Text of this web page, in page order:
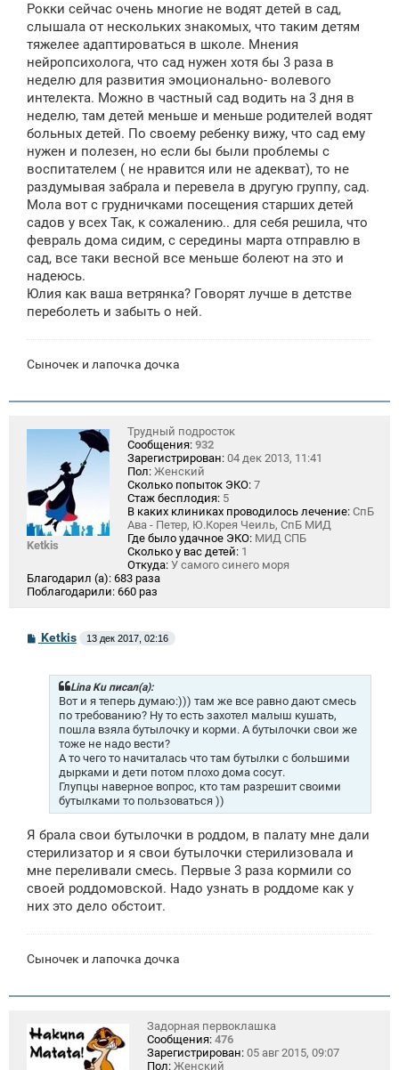
Рокки сейчас очень многие не водят детей в сад,
слышала от нескольких знакомых, что таким детям
тяжелее адаптироваться в школе. Мнения
нейропсихолога, что сад нужен хотя бы 3 раза в
неделю для развития эмоционально- волевого
интелекта. Можно в частный сад водить на 3 дня в
неделю, там детей меньше и меньше родителей водят
больных детей. По своему ребенку вижу, что сад ему
нужен и полезен, но если бы были проблемы с
воспитателем ( не нравится или не адекват), то не
раздумывая забрала и перевела в другую группу, сад.
Мола вот с грудничками посещения старших детей
садов у всех Так, к сожалению.. для себя решила, что
февраль дома сидим, с середины марта отправлю в
сад, все таки весной все меньше болеют на это и
надеюсь.
Юлия как ваша ветрянка? Говорят лучше в детстве
переболеть и забыть о ней.
Сыночек и лапочка дочка
Ketkis
Трудный подросток
Сообщения: 932
Зарегистрирован: 04 дек 2013, 11:41
Пол: Женский
Сколько попыток ЭКО: 7
Стаж бесплодия: 5
В каких клиниках проводилось лечение: СпБ
Ава - Петер, Ю.Корея Чеиль, СпБ МИД
Где было удачное ЭКО: МИД СПБ
Сколько у вас детей: 1
Откуда: У самого синего моря
Благодарил (а): 683 раза
Поблагодарили: 660 раз
СKetkis 13 дек 2017, 02:16
Lina Ku писал(а):
Вот и я теперь думаю:))) там же все равно дают смесь
по требованию? Ну то есть захотел малыш кушать,
пошла взяла бутылочку и корми. А бутылочки свои же
тоже не надо вести?
А то чего то начиталась что там бутылки с большими
дырками и дети потом плохо дома сосут.
Глупцы наверное вопрос, кто там разрешит своими
бутылками то пользоваться ))
Я брала свои бутылочки в роддом, в палату мне дали
стерилизатор и я свои бутылочки стерилизовала и
мне переливали смесь. Первые 3 раза кормили со
своей роддомовской. Надо узнать в роддоме как у
них это дело обстоит.
Сыночек и лапочка дочка
Задорная первоклашка
Сообщения: 476
Зарегистрирован: 05 авг 2015, 09:07
Пол: Женский